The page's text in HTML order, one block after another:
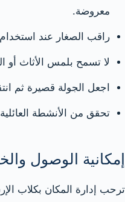
معروضة.
راقب الصغار عند
لا تسمح بلمس الأثاث أو
اجعل الجولة قصيرة ثم
تحقق من الأنشطة
إمكانية الوصول
ترحب إدارة المكان بكلاب